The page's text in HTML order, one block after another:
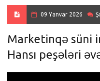
09 Yanvar 2026
Marketinqə süni
Hansı peşələri